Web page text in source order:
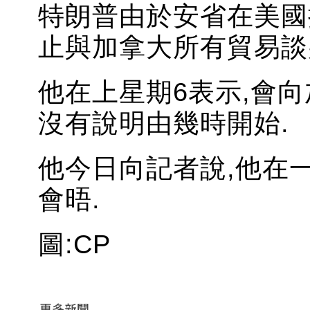
特朗普由於安省在美
止與加拿大所有貿易
他在上星期6表示,會
沒有說明由幾時開始.
他今日向記者說,他在
會晤.
圖:CP